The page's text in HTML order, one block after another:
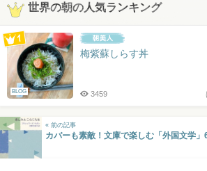
世界の朝の人気ランキング
BLOG
梅紫蘇しらす丼
3459
« 前の記事
カバーも素敵！文庫で楽しむ「外国文学」